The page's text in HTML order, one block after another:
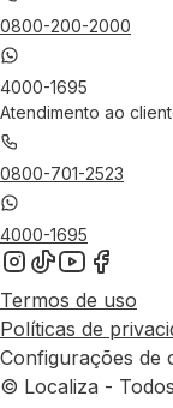
0800-200-2000
4000-1695
Atendimento ao
0800-701-2523
4000-1695
Termos de uso
Políticas de
Configurações de
© Localiza -